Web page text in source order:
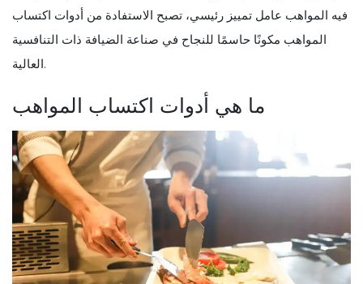
فيه المواهب عامل تمييز رئيسي، تصبح الاستفادة من أدوات اكتساب
المواهب مكونًا حاسمًا للنجاح في صناعة الضيافة ذات التنافسية
العالية.
ما هي أدوات اكتساب المواهب